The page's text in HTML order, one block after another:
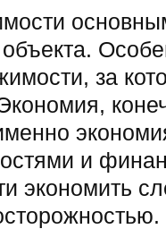
за
и
экономить